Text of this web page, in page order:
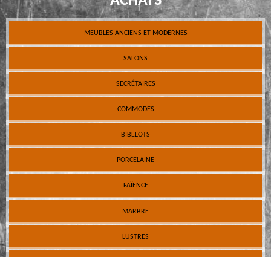
MEUBLES ANCIENS ET MODERNES
SALONS
SECRÉTAIRES
COMMODES
BIBELOTS
PORCELAINE
FAÏENCE
MARBRE
LUSTRES